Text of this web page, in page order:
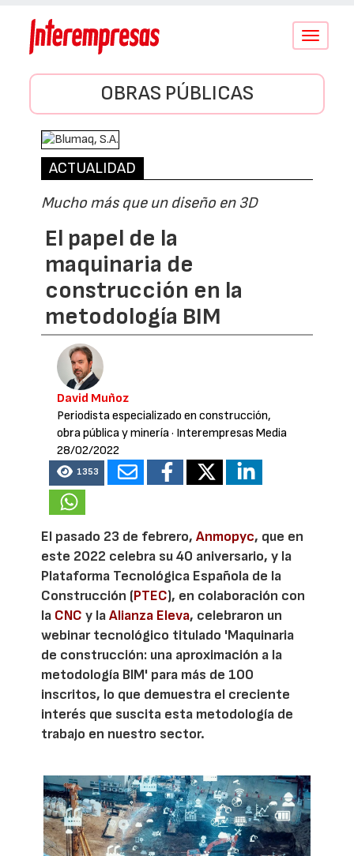
Conmutar
OBRAS PÚBLICAS
ACTUALIDAD
Mucho más que un diseño en 3D
El papel de la
maquinaria de
construcción en la
metodología BIM
David Muñoz
Periodista especializado en construcción,
obra pública y minería· Interempresas Media
28/02/2022
1353
El pasado 23 de febrero,Anmopyc, que en
este 2022 celebra su 40 aniversario, y la
Plataforma Tecnológica Española de la
Construcción (PTEC), en colaboración con
la CNC y laAlianza Eleva, celebraron un
webinar tecnológico titulado 'Maquinaria
de construcción: una aproximación a la
metodología BIM' para más de 100
inscritos, lo que demuestra el creciente
interés que suscita esta metodología de
trabajo en nuestro sector.